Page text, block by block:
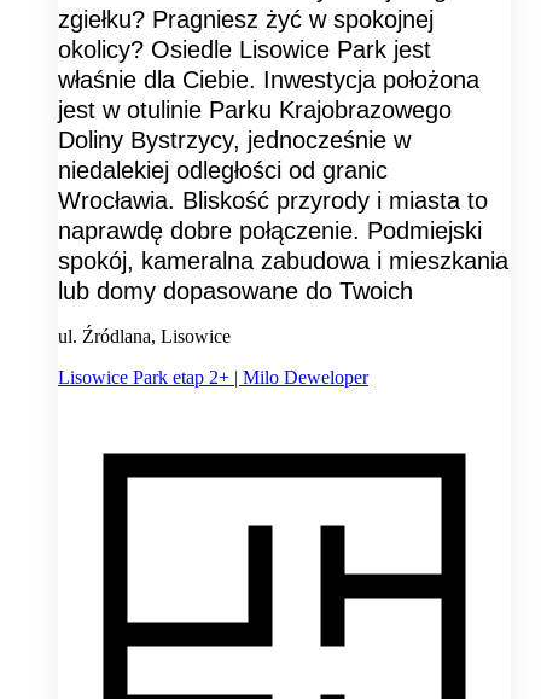
zgiełku? Pragniesz żyć w spokojnej
okolicy? Osiedle Lisowice Park jest
właśnie dla Ciebie. Inwestycja położona
jest w otulinie Parku Krajobrazowego
Doliny Bystrzycy, jednocześnie w
niedalekiej odległości od granic
Wrocławia. Bliskość przyrody i miasta to
naprawdę dobre połączenie. Podmiejski
spokój, kameralna zabudowa i mieszkania
lub domy dopasowane do Twoich
ul. Źródlana, Lisowice
Lisowice Park etap 2+ | Milo Deweloper